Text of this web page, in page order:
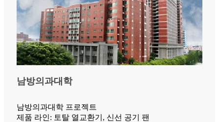
남방의과대학
남방의과대학 프로젝트
제품 라인: 토탈 열교환기, 신선 공기 팬